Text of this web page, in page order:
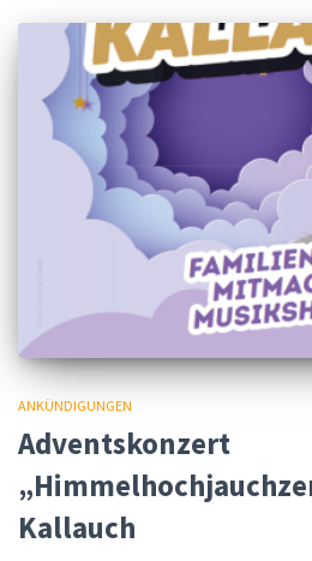
ANKÜNDIGUNGEN
Adventskonzert
Kallauch